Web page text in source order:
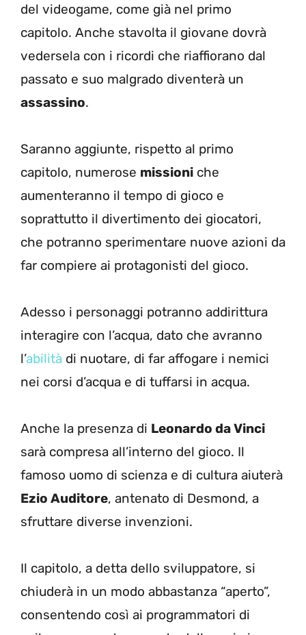
del videogame, come già nel primo
capitolo. Anche stavolta il giovane dovrà
vedersela con i ricordi che riaffiorano dal
passato e suo malgrado diventerà un
assassino.
Saranno aggiunte, rispetto al primo
capitolo, numerose missioni che
aumenteranno il tempo di gioco e
soprattutto il divertimento dei giocatori,
che potranno sperimentare nuove azioni da
far compiere ai protagonisti del gioco.
Adesso i personaggi potranno addirittura
interagire con l’acqua, dato che avranno
l’abilità di nuotare, di far affogare i nemici
nei corsi d’acqua e di tuffarsi in acqua.
Anche la presenza di Leonardo da Vinci
sarà compresa all’interno del gioco. Il
famoso uomo di scienza e di cultura aiuterà
Ezio Auditore, antenato di Desmond, a
sfruttare diverse invenzioni.
Il capitolo, a detta dello sviluppatore, si
chiuderà in un modo abbastanza “aperto”,
consentendo così ai programmatori di